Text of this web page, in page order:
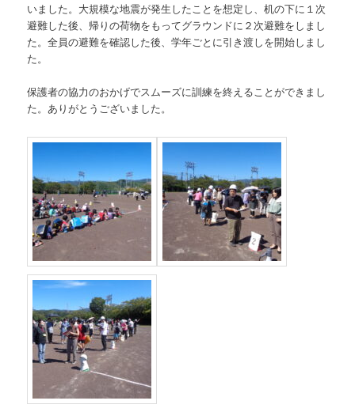
いました。大規模な地震が発生したことを想定し、机の下に１次
避難した後、帰りの荷物をもってグラウンドに２次避難をしまし
た。全員の避難を確認した後、学年ごとに引き渡しを開始しまし
た。
保護者の協力のおかげでスムーズに訓練を終えることができまし
た。ありがとうございました。